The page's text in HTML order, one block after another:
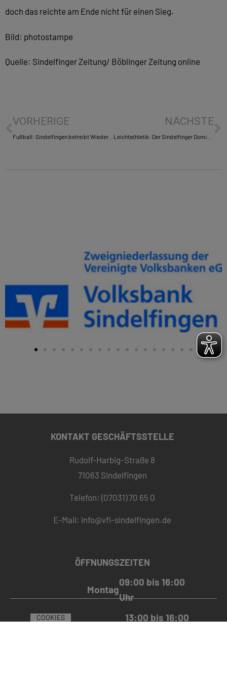
doch das reichte am Ende nicht für einen Sieg.
Bild: photostampe
Quelle: Sindelfinger Zeitung/ Böblinger Zeitung online
VORHERIGE NÄCHSTE
KONTAKT GESCHÄFTSSTELLE
Rudolf-Harbig-Straße 8
71063 Sindelfingen
Telefon: (07031) 70 65 0
E-Mail: info@vfl-sindelfingen.de
ÖFFNUNGSZEITEN
Montag
09:00 bis 16:00
Uhr
Dienstag
13:00 bis 16:00
COOKIES